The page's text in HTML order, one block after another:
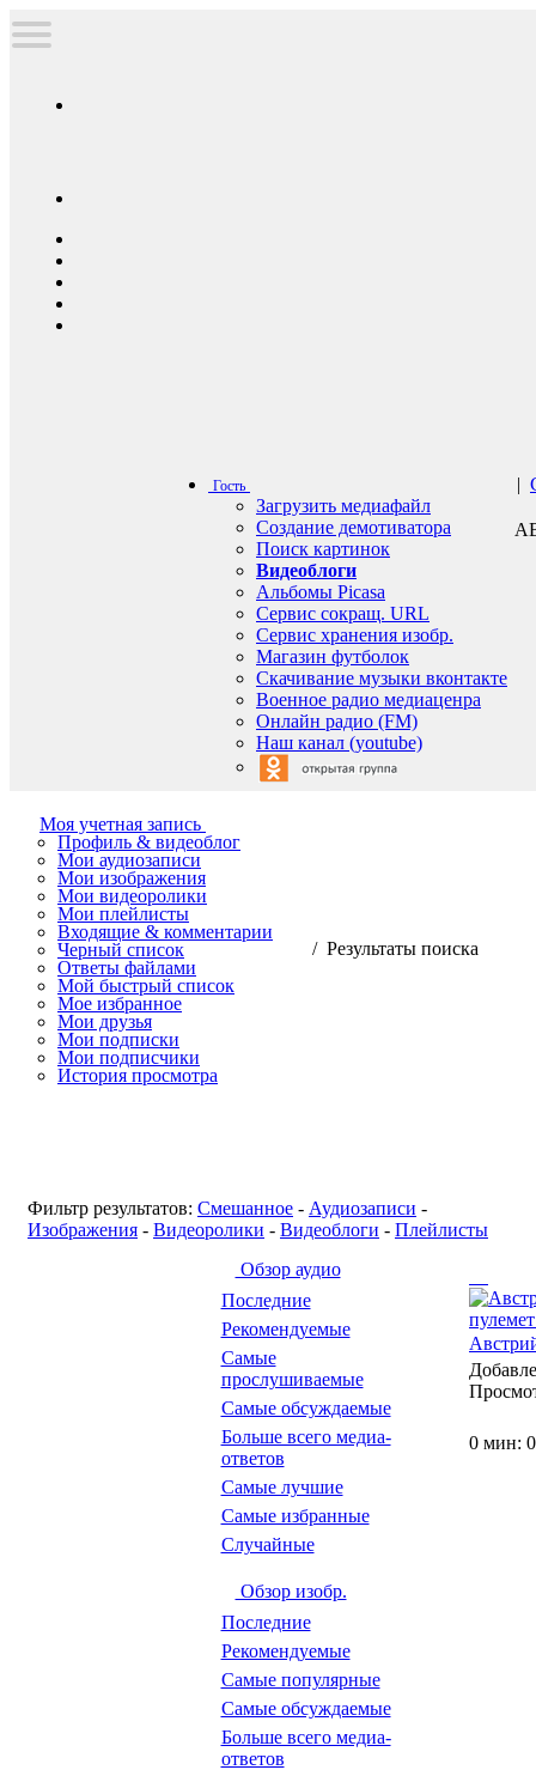
Гость
Загрузить медиафайл
Создание демотиватора
Поиск картинок
Видеоблоги
Альбомы Picasa
Сервис сокращ. URL
Сервис хранения изобр.
Магазин футболок
Скачивание музыки вконтакте
Военное радио медиаценра
Онлайн радио (FM)
Наш канал (youtube)
|
Моя учетная запись
Профиль & видеоблог
Мои аудиозаписи
Мои изображения
Мои видеоролики
Мои плейлисты
Входящие & комментарии
Черный список
Ответы файлами
Мой быстрый список
Мое избранное
Мои друзья
Мои подписки
Мои подписчики
История просмотра
/ Результаты поиска
Фильтр результатов: Смешанное - Аудиозаписи -
Изображения - Видеоролики - Видеоблоги - Плейлисты
Обзор аудио
Последние
Рекомендуемые
Самые
прослушиваемые
Самые обсуждаемые
Больше всего медиа-
ответов
Самые лучшие
Самые избранные
Случайные
Обзор изобр.
Последние
Рекомендуемые
Самые популярные
Самые обсуждаемые
Больше всего медиа-
ответов
0 мин: